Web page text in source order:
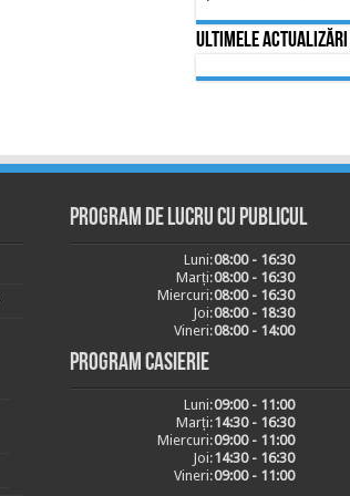
Ultimele actualizări
Program de lucru cu publicul
Luni:08:00 - 16:30
Marți:08:00 - 16:30
Miercuri:08:00 - 16:30
Joi:08:00 - 18:30
Vineri:08:00 - 14:00
Program casierie
Luni:09:00 - 11:00
Marți:14:30 - 16:30
Miercuri:09:00 - 11:00
Joi:14:30 - 16:30
Vineri:09:00 - 11:00